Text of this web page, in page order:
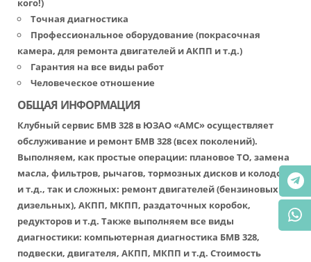
кого!)
Точная диагностика
Профессиональное оборудование (покрасочная
камера, для ремонта двигателей и АКПП и т.д.)
Гарантия на все виды работ
Человеческое отношение
ОБЩАЯ ИНФОРМАЦИЯ
Клубный сервис БМВ 328 в ЮЗАО «АМС» осуществляет
обслуживание и ремонт БМВ 328 (всех поколений).
Выполняем, как простые операции: плановое ТО, замена
масла, фильтров, рычагов, тормозных дисков и колодок
и т.д., так и сложных: ремонт двигателей (бензиновых и
дизельных), АКПП, МКПП, раздаточных коробок,
редукторов и т.д. Также выполняем все виды
диагностики: компьютерная диагностика БМВ 328,
подвески, двигателя, АКПП, МКПП и т.д. Стоимость